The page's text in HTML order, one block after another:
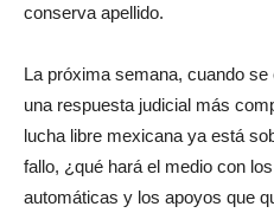
conserva apellido.
La próxima semana, cuando
una respuesta judicial más
lucha libre mexicana ya está
fallo, ¿qué hará el medio con
automáticas y los apoyos que